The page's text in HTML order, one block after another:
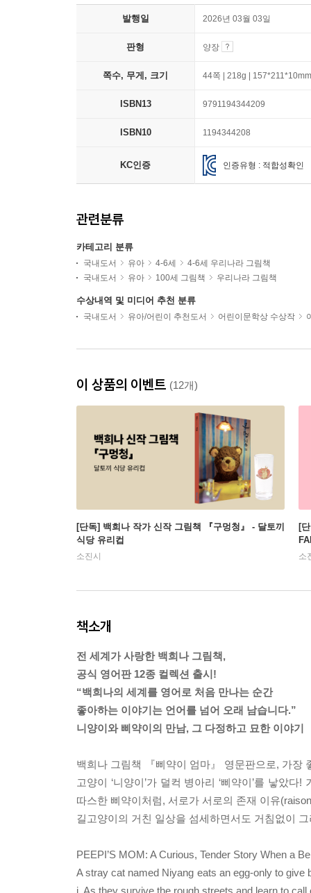
발행일 2026년 03월 03일
판형 양장
쪽수, 무게, 크기 44쪽 | 218g | 157*211*10mm
ISBN13 9791194344209
ISBN10 1194344208
KC인증 인증유형 : 적합성확인
관련분류
카테고리 분류
국내도서 유아 4-6세
4-6세 우리나라 그림책
국내도서
유아 100세 그림책 우리나라 그림책
수상내역 및 미디어 추천 분류
국내도서 유아/어린이 추천도서 어린이문학상 수상작
이 상품의 이벤트 (12개)
[단독] 백희나 작가 신작 그림책 『구멍청』 - 달토끼
식당 유리컵
소진시
[
소
책소개
전 세계가 사랑한 백희나 그림책,
공식 영어판 12종 컬렉션 출시!
“백희나의 세계를 영어로 처음 만나는 순간
좋아하는 이야기는 언어를 넘어 오래 남습니다.”
니양이와 삐약이의 만남, 그 다정하고 묘한 이야기
백희나 그림책 『삐약이 엄마』 영문판으로, 가장
고양이 ‘니양이’가 덜컥 병아리 ‘삐약이’를 낳았
따스한 삐약이처럼, 서로가 서로의 존재 이유
길고양이의 거친 일상을 섬세하면서도 거침없이
PEEPI’S MOM: A Curious, Tender Story When a
A stray cat named Niyang eats an egg-only to
i. As they survive the rough streets and learn to